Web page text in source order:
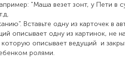
"Маша везет зонт, у Пети в
Вставьте одну из карточек в
описывает одну из картинок, не
которую описывает ведущий и
ролями.